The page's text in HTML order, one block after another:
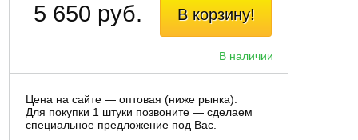
В корзину!
В наличии
5 650 руб.
Цена на сайте — оптовая (ниже рынка).
Для покупки 1 штуки позвоните — сделаем
специальное предложение под Вас.